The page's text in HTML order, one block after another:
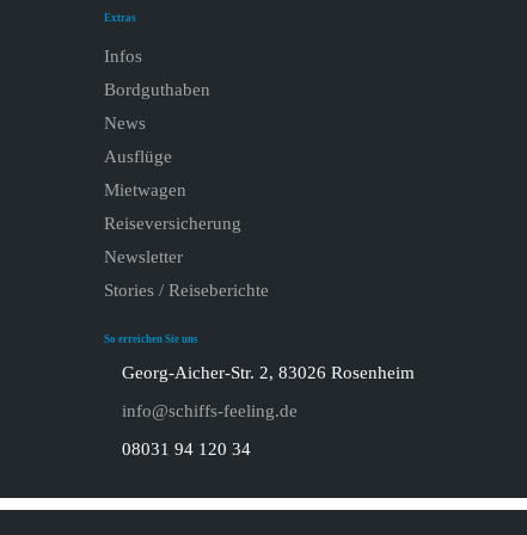
Extras
Infos
Bordguthaben
News
Ausflüge
Mietwagen
Reiseversicherung
Newsletter
Stories / Reiseberichte
So erreichen Sie uns
Georg-Aicher-Str. 2, 83026 Rosenheim
info@schiffs-feeling.de
08031 94 120 34